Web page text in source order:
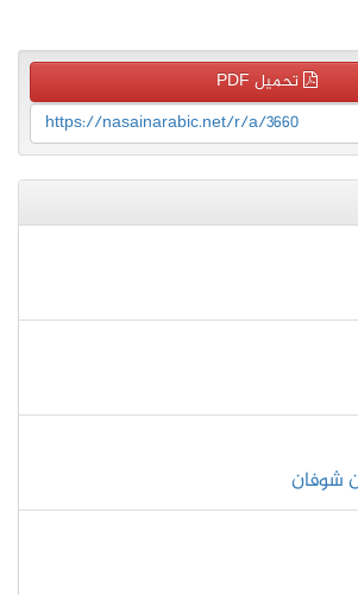
تحميل PDF
https://nasainarabic.net/r/a/3660
شوفان